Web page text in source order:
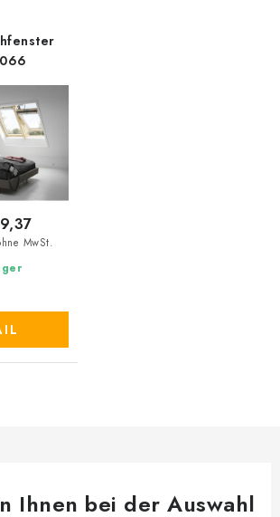
MwSt.
Ihnen bei der Auswahl